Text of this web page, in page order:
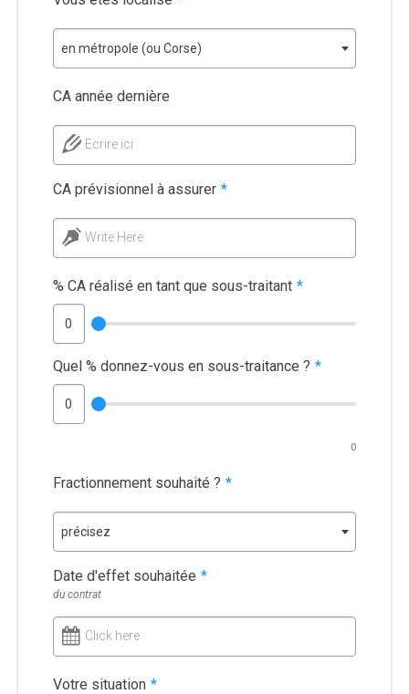
en métropole (ou Corse)
CA année dernière
Ecrire ici
CA prévisionnel à assurer *
Write Here
% CA réalisé en tant que sous-traitant *
Quel % donnez-vous en sous-traitance ? *
0
Fractionnement souhaité ? *
précisez
Date d'effet souhaitée *
du contrat
Click here
Votre situation *